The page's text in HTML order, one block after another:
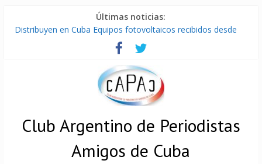
Últimas noticias:
Distribuyen en Cuba Equipos fotovoltaicos recibidos desde
La ONU condena medidas de EE.UU contra Cuba
Cuba alerta sobre doctrina militar de dominación de EEUU
Nuevas sanciones de EEUU contra Cuba apuntan a la
cooperación militar con Rusia y China
Brutal represión contra los que marchan para que no se
venda la patria
Club Argentino de Periodistas
Amigos de Cuba